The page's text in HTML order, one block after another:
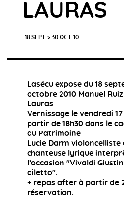
LAURAS
18 SEPT > 30 OCT 10
Lasécu expose du 18
octobre 2010 Manuel
Lauras
Vernissage le vendredi
partir de 18h30 dans le
du Patrimoine
Lucie Darm violoncelliste
chanteuse lyrique
l’occasion "Vivaldi
diletto".
+ repas after à partir de
réservation.